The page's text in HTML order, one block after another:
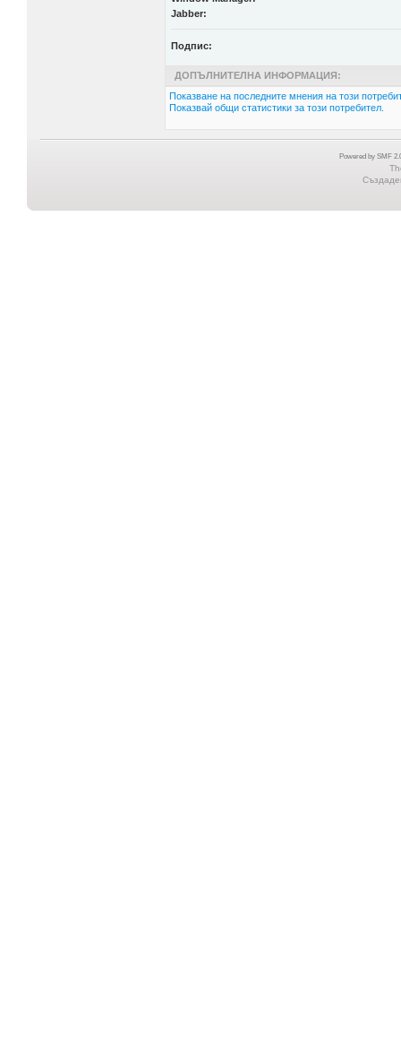
Jabber:
Подпис:
ДОПЪЛНИТЕЛНА ИНФОРМАЦИЯ:
Показване на последните мнения на този
Показвай общи статистики за този потребител.
Powered by SMF